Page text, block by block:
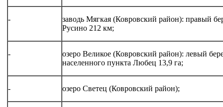
-
заводь Мягкая (Ковровский район): правый
Русино 212 км;
-
озеро Великое (Ковровский район): левый
населенного пункта Любец 13,9 га;
- озеро Светец (Ковровский район);